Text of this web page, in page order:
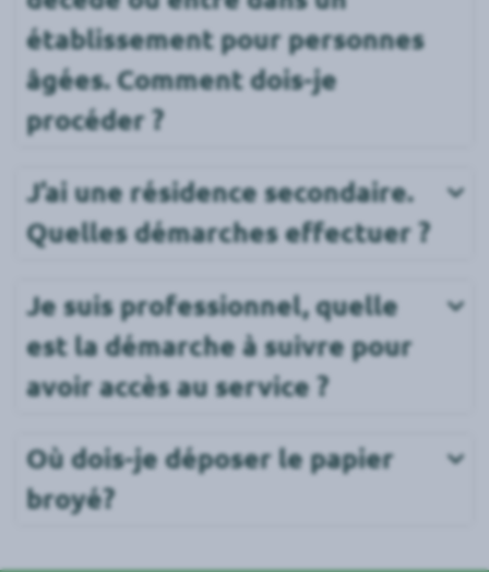
établissement pour personnes
âgées. Comment dois-je
procéder ?
J’ai une résidence secondaire.
Quelles démarches effectuer ?
Je suis professionnel, quelle
est la démarche à suivre pour
avoir accès au service ?
Où dois-je déposer le papier
broyé?